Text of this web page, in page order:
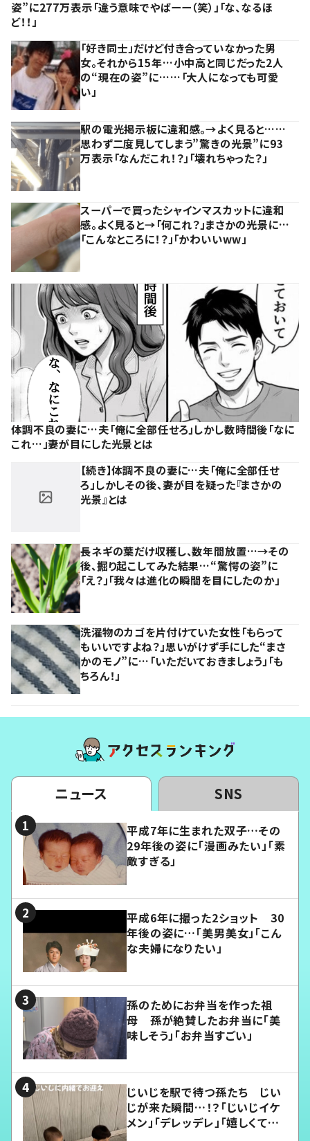
姿”に277万表示「違う意味でやばーー（笑）」「な、なるほ
ど！！」
「好き同士」だけど付き合っていなかった男
女。それから15年…小中高と同じだった2人
の“現在の姿”に……「大人になっても可愛
い」
駅の電光掲示板に違和感。→よく見ると……
思わず二度見してしまう”驚きの光景”に93
万表示「なんだこれ！？」「壊れちゃった？」
スーパーで買ったシャインマスカットに違和
感。よく見ると→「何これ？」まさかの光景に…
「こんなところに！？」「かわいいww」
体調不良の妻に…夫「俺に全部任せろ」しかし数時間後「なに
これ…」妻が目にした光景とは
【続き】体調不良の妻に…夫「俺に全部任せ
ろ」しかしその後、妻が目を疑った『まさかの
光景』とは
長ネギの葉だけ収穫し、数年間放置…→その
後、掘り起こしてみた結果…“驚愕の姿”に
「え？」「我々は進化の瞬間を目にしたのか」
洗濯物のカゴを片付けていた女性「もらって
もいいですよね？」思いがけず手にした“まさ
かのモノ”に…「いただいておきましょう」「も
ちろん！」
ニュース SNS
平成7年に生まれた双子…その
29年後の姿に「漫画みたい」「素
敵すぎる」
平成6年に撮った2ショット 30
年後の姿に…「美男美女」「こん
な夫婦になりたい」
孫のためにお弁当を作った祖
母 孫が絶賛したお弁当に「美
味しそう」「お弁当すごい」
じいじを駅で待つ孫たち じい
じが来た瞬間…！？「じいじイケ
メン」「デレッデレ」「嬉しくて可